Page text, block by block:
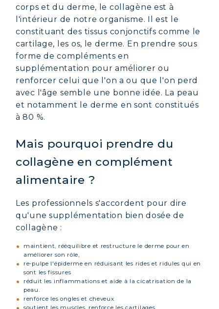
corps et du derme, le collagène est à
l'intérieur de notre organisme. Il est le
constituant des tissus conjonctifs comme le
cartilage, les os, le derme. En prendre sous
forme de compléments en
supplémentation pour améliorer ou
renforcer celui que l'on a ou que l'on perd
avec l'âge semble une bonne idée. La peau
et notamment le derme en sont constitués
à 80 %.
Mais pourquoi prendre du
collagène en complément
alimentaire ?
Les professionnels s'accordent pour dire
qu'une supplémentation bien dosée de
collagène :
maintient, rééquilibre et restructure le derme pour en
améliorer son rôle,
re-pulpe l'épiderme en réduisant les rides et ridules qui en
sont les fissures
réduit les inflammations et aide à la cicatrisation de la
peau.
renforce les ongles et cheveux
soutient les muscles, renforce les cartilages